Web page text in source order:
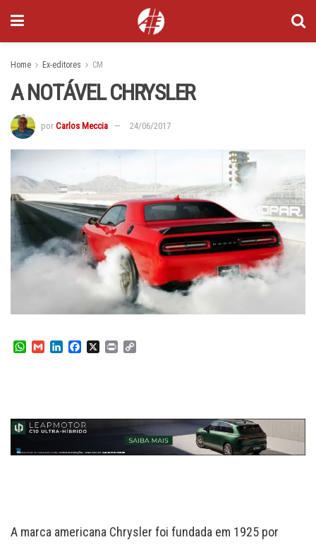
Home Ex-editores CM
A NOTÁVEL CHRYSLER
por Carlos Meccia 24/06/2017
W
p
p
G
I
n
o
k
X
P
n
k
A marca americana Chrysler foi fundada em 1925 por